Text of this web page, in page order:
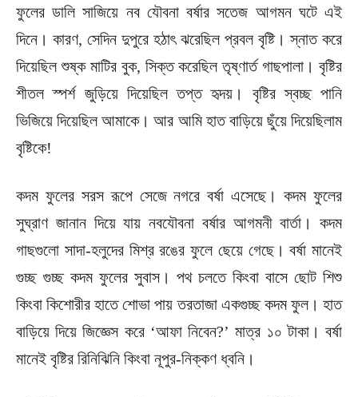
ফুলের ডালি সাজিয়ে নব যৌবনা বর্ষার সতেজ আগমন ঘটে এই
দিনে। কারণ, সেদিন দুপুরে হঠাৎ ঝরেছিল প্রবল বৃষ্টি। স্নাত করে
দিয়েছিল শুষ্ক মাটির বুক, সিক্ত করেছিল তৃষ্ণার্ত গাছপালা। বৃষ্টির
শীতল স্পর্শ জুড়িয়ে দিয়েছিল তপ্ত হৃদয়। বৃষ্টির স্বচ্ছ পানি
ভিজিয়ে দিয়েছিল আমাকে। আর আমি হাত বাড়িয়ে ছুঁয়ে দিয়েছিলাম
বৃষ্টিকে!
কদম ফুলের সরস রূপে সেজে নগরে বর্ষা এসেছে। কদম ফুলের
সুঘ্রাণ জানান দিয়ে যায় নবযৌবনা বর্ষার আগমনী বার্তা। কদম
গাছগুলো সাদা-হলুদের মিশ্র রঙের ফুলে ছেয়ে গেছে। বর্ষা মানেই
গুচ্ছ গুচ্ছ কদম ফুলের সুবাস। পথ চলতে কিংবা বাসে ছোট শিশু
কিংবা কিশোরীর হাতে শোভা পায় তরতাজা একগুচ্ছ কদম ফুল। হাত
বাড়িয়ে দিয়ে জিজ্ঞেস করে ‘আফা নিবেন?’ মাত্র ১০ টাকা। বর্ষা
মানেই বৃষ্টির রিনিঝিনি কিংবা নূপুর-নিক্কণ ধ্বনি।